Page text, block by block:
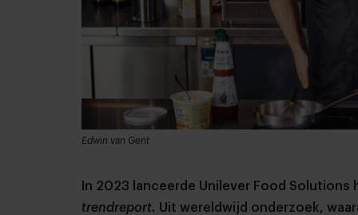
Edwin van Gent
In 2023 lanceerde Unilever Food Solutions
trendreport. Uit wereldwijd onderzoek,